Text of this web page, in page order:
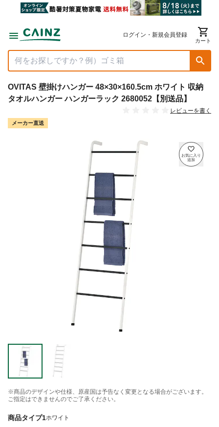
ログイン・新規会員登録
カート
OVITAS 壁掛けハンガー 48×30×160.5cm ホワイト 収納
タオルハンガー ハンガーラック 2680052【別送品】
レビューを書く
メーカー直送
※商品のデザインや仕様、原産国は予告なく変更となる場合がございます。
ご指定はできませんのでご了承ください。
商品タイプ1ホワイト